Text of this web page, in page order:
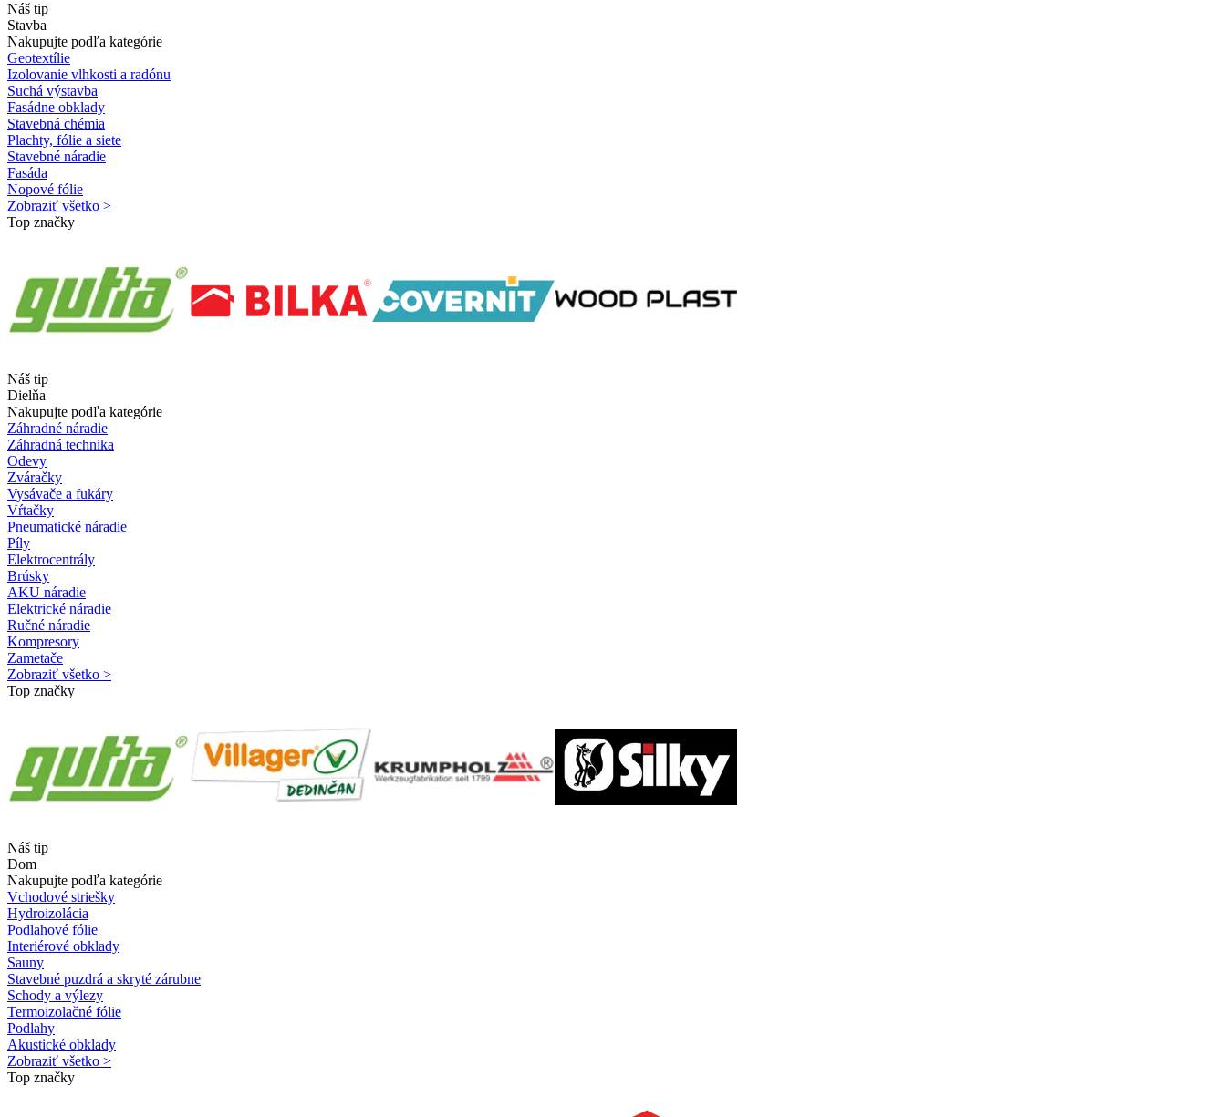
Náš tip
Stavba
Nakupujte podľa kategórie
Geotextílie
Izolovanie vlhkosti a radónu
Suchá výstavba
Fasádne obklady
Stavebná chémia
Plachty, fólie a siete
Stavebné náradie
Fasáda
Nopové fólie
Zobraziť všetko >
Top značky
Náš tip
Dielňa
Nakupujte podľa kategórie
Záhradné náradie
Záhradná technika
Odevy
Zváračky
Vysávače a fukáry
Vŕtačky
Pneumatické náradie
Píly
Elektrocentrály
Brúsky
AKU náradie
Elektrické náradie
Ručné náradie
Kompresory
Zametače
Zobraziť všetko >
Top značky
Náš tip
Dom
Nakupujte podľa kategórie
Vchodové striešky
Hydroizolácia
Podlahové fólie
Interiérové obklady
Sauny
Stavebné puzdrá a skryté zárubne
Schody a výlezy
Termoizolačné fólie
Podlahy
Akustické obklady
Zobraziť všetko >
Top značky